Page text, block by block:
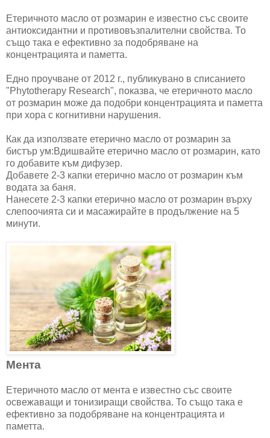
Етеричното масло от розмарин е известно със своите
антиоксидантни и противовъзпалителни свойства. То
също така е ефективно за подобряване на
концентрацията и паметта.
Едно проучване от 2012 г., публикувано в списанието
"Phytotherapy Research", показва, че етеричното масло
от розмарин може да подобри концентрацията и паметта
при хора с когнитивни нарушения.
Как да използвате етерично масло от розмарин за
бистър ум:Вдишвайте етерично масло от розмарин, като
го добавите към дифузер.
Добавете 2-3 капки етерично масло от розмарин към
водата за баня.
Нанесете 2-3 капки етерично масло от розмарин върху
слепоочията си и масажирайте в продължение на 5
минути.
Мента
Етеричното масло от мента е известно със своите
освежаващи и тонизиращи свойства. То също така е
ефективно за подобряване на концентрацията и
паметта.